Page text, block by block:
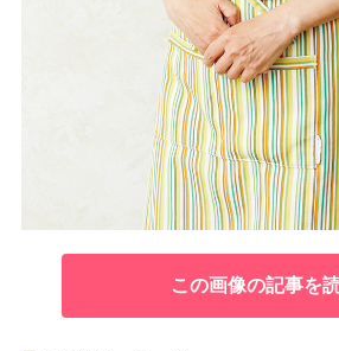
この画像の記事を